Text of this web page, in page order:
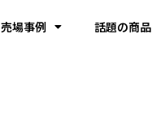
売場事例 話題の商品